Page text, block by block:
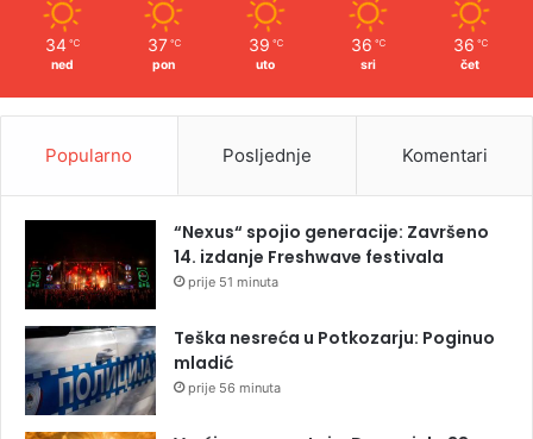
34 ℃
ned
37 ℃
pon
39 ℃
uto
36 ℃
sri
36 ℃
čet
Popularno Posljednje Komentari
“Nexus“ spojio generacije: Završeno
14. izdanje Freshwave festivala
prije 51 minuta
Teška nesreća u Potkozarju: Poginuo
mladić
prije 56 minuta